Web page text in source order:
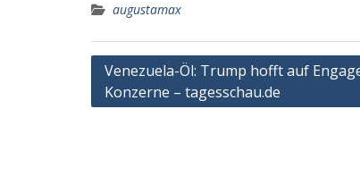
augustamax
Post
navigation
Venezuela-Öl: Trump hofft auf
Konzerne – tagesschau.de